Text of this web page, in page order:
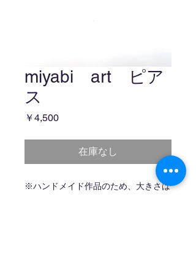
miyabi art ピア
ス
￥4,500価
在庫なし
※ハンドメイド作品のため、大きさは